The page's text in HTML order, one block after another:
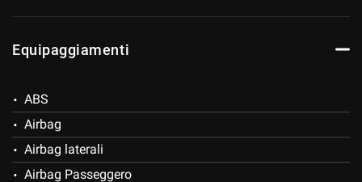
- SERVIZIO DEDICATO ''WHATSAPP WEB '' DIRETTAMENTE
USATO (WWW.MFMOTORS.IT)
- FINANZIAMENTI PERSONALIZZATI STANDARD,
Equipaggiamenti
ABS
Airbag
Airbag laterali
Airbag Passeggero